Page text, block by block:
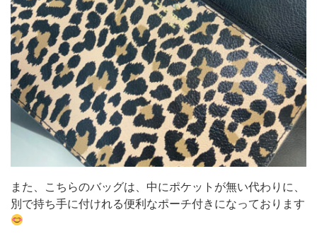
また、こちらのバッグは、中にポケットが無い代わりに、
別で持ち手に付けれる便利なポーチ付きになっております